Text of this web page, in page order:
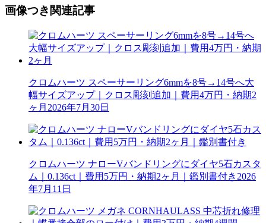
画像つき関連記事
クロムハーツ スペーサーリング6mmを8号→14号へ大
幅サイズアップ｜クロス彫刻追加｜費用4万円・納期2
ヶ月 2026年7月30日
クロムハーツ ナローVバンドリングにダイヤ5石カスタ
ム｜0.136ct｜費用5万円・納期2ヶ月｜鑑別書付き 2026
年7月11日